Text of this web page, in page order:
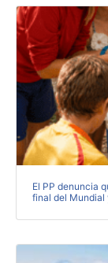
El PP denuncia
final del Mundial